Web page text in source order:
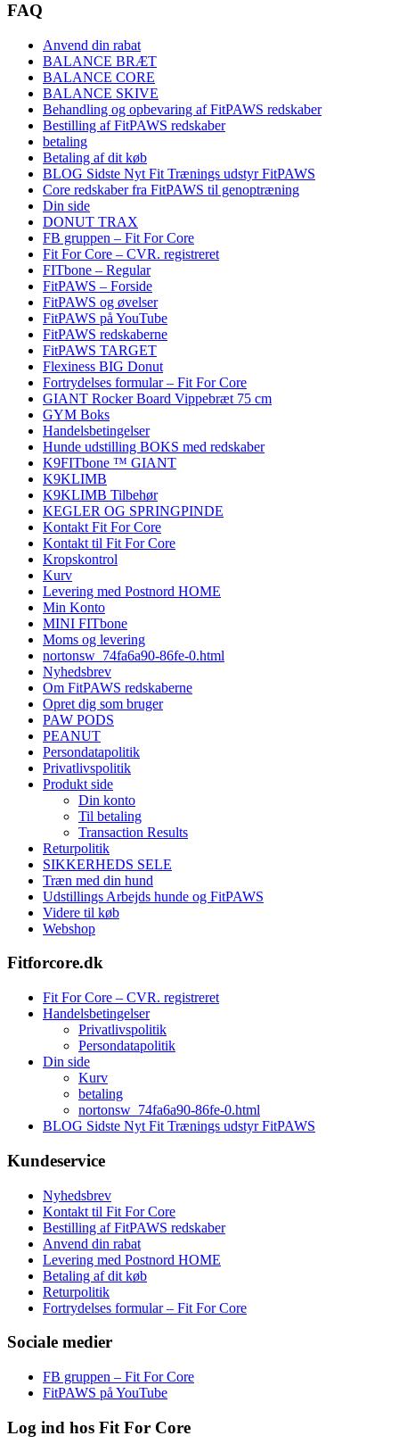
FAQ
Anvend din rabat
BALANCE BRÆT
BALANCE CORE
BALANCE SKIVE
Behandling og opbevaring af FitPAWS redskaber
Bestilling af FitPAWS redskaber
betaling
Betaling af dit køb
BLOG Sidste Nyt Fit Trænings udstyr FitPAWS
Core redskaber fra FitPAWS til genoptræning
Din side
DONUT TRAX
FB gruppen – Fit For Core
Fit For Core – CVR. registreret
FITbone – Regular
FitPAWS – Forside
FitPAWS og øvelser
FitPAWS på YouTube
FitPAWS redskaberne
FitPAWS TARGET
Flexiness BIG Donut
Fortrydelses formular – Fit For Core
GIANT Rocker Board Vippebræt 75 cm
GYM Boks
Handelsbetingelser
Hunde udstilling BOKS med redskaber
K9FITbone ™ GIANT
K9KLIMB
K9KLIMB Tilbehør
KEGLER OG SPRINGPINDE
Kontakt Fit For Core
Kontakt til Fit For Core
Kropskontrol
Kurv
Levering med Postnord HOME
Min Konto
MINI FITbone
Moms og levering
nortonsw_74fa6a90-86fe-0.html
Nyhedsbrev
Om FitPAWS redskaberne
Opret dig som bruger
PAW PODS
PEANUT
Persondatapolitik
Privatlivspolitik
Produkt side
Din konto
Til betaling
Transaction Results
Returpolitik
SIKKERHEDS SELE
Træn med din hund
Udstillings Arbejds hunde og FitPAWS
Videre til køb
Webshop
Fitforcore.dk
Fit For Core – CVR. registreret
Handelsbetingelser
Privatlivspolitik
Persondatapolitik
Din side
Kurv
betaling
nortonsw_74fa6a90-86fe-0.html
BLOG Sidste Nyt Fit Trænings udstyr FitPAWS
Kundeservice
Nyhedsbrev
Kontakt til Fit For Core
Bestilling af FitPAWS redskaber
Anvend din rabat
Levering med Postnord HOME
Betaling af dit køb
Returpolitik
Fortrydelses formular – Fit For Core
Sociale medier
FB gruppen – Fit For Core
FitPAWS på YouTube
Log ind hos Fit For Core